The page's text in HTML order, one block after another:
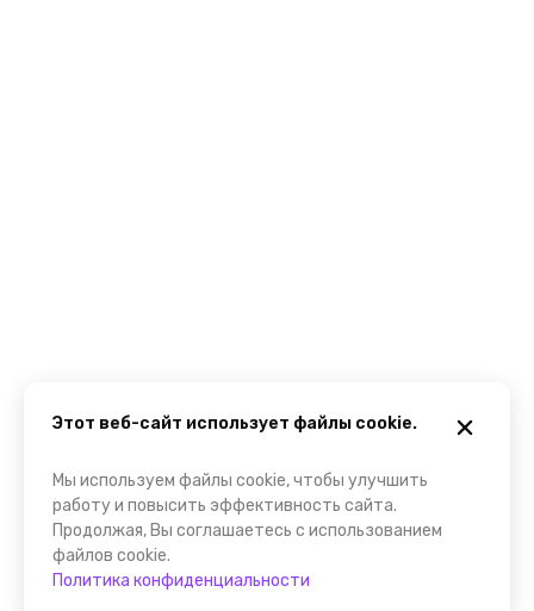
Этот веб-сайт использует файлы cookie.
Мы используем файлы cookie, чтобы улучшить
работу и повысить эффективность сайта.
Продолжая, Вы соглашаетесь с использованием
файлов cookie.
Политика конфиденциальности